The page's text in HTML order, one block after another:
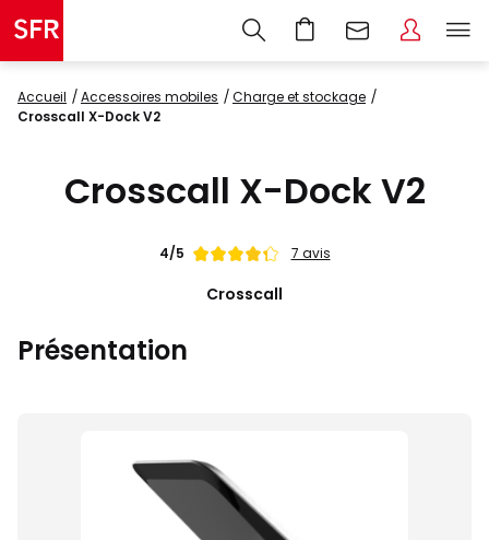
Accueil accessoires mobiles
charge et stockage
Crosscall X-Dock V2
Crosscall X-Dock V2
Note
4/5 7 avis
Crosscall
Présentation